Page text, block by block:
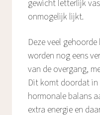
gewicht letterlijk
onmogelijk lijkt.
Deze veel
worden nog eens
van de overgang,
Dit komt doordat in
hormonale balans
extra energie en